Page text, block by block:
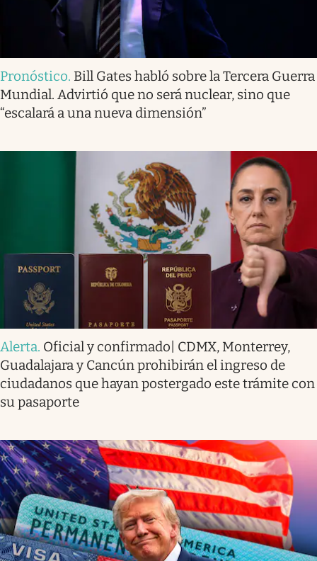
Pronóstico. Bill Gates habló sobre la Tercera Guerra
Mundial. Advirtió que no será nuclear, sino que
“escalará a una nueva dimensión”
Alerta. Oficial y confirmado| CDMX, Monterrey,
Guadalajara y Cancún prohibirán el ingreso de
ciudadanos que hayan postergado este trámite con
su pasaporte